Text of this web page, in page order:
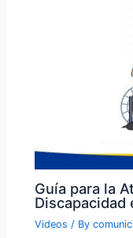
Guía para la
Discapacidad
Videos / By